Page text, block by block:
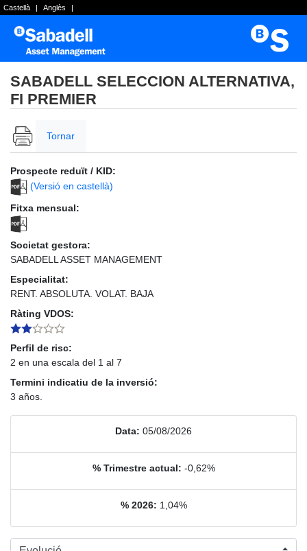
Castellà | Anglès |
SABADELL SELECCION ALTERNATIVA,
FI PREMIER
Tornar
Prospecte reduït / KID:
(Versió en castellà)
Fitxa mensual:
Societat gestora:
SABADELL ASSET MANAGEMENT
Especialitat:
RENT. ABSOLUTA. VOLAT. BAJA
Ràting VDOS:
Perfil de risc:
2 en una escala del 1 al 7
Termini indicatiu de la inversió:
3 años.
Data: 05/08/2026
% Trimestre actual: -0,62%
% 2026: 1,04%